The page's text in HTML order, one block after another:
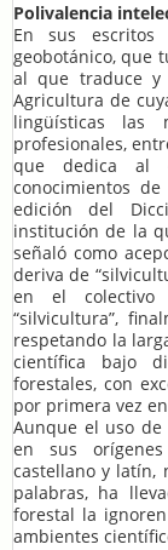
Polivalencia
En sus
geobotánico, que
al que traduce y
Agricultura de
lingüísticas las
profesionales,
que dedica al
conocimientos
edición del
institución de la
señaló como
deriva de
en el colectivo
“silvicultura”,
respetando la
científica bajo
forestales, con
por primera vez
Aunque el uso
en sus
castellano y latín,
palabras, ha
forestal la
ambientes